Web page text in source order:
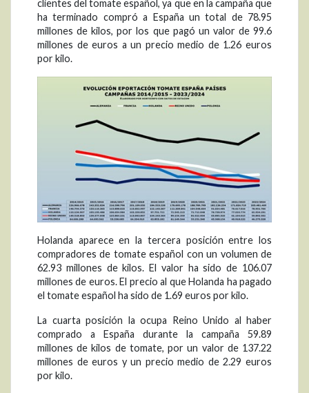
clientes del tomate español, ya que en la campaña que
ha terminado compró a España un total de 78.95
millones de kilos, por los que pagó un valor de 99.6
millones de euros a un precio medio de 1.26 euros
por kilo.
Holanda aparece en la tercera posición entre los
compradores de tomate español con un volumen de
62.93 millones de kilos. El valor ha sido de 106.07
millones de euros. El precio al que Holanda ha pagado
el tomate español ha sido de 1.69 euros por kilo.
La cuarta posición la ocupa Reino Unido al haber
comprado a España durante la campaña 59.89
millones de kilos de tomate, por un valor de 137.22
millones de euros y un precio medio de 2.29 euros
por kilo.